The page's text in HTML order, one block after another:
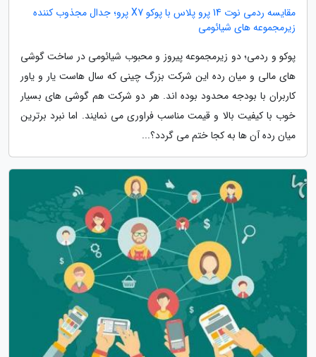
مقایسه ردمی نوت 14 پرو پلاس با پوکو X7 پرو؛ جدال مجذوب کننده
زیرمجموعه های شیائومی
پوکو و ردمی؛ دو زیرمجموعه پیروز و محبوب شیائومی در ساخت گوشی
های مالی و میان رده این شرکت بزرگ چینی که سال هاست یار و یاور
کاربران با بودجه محدود بوده اند. هر دو شرکت هم گوشی های بسیار
خوب با کیفیت بالا و قیمت مناسب فراوری می نمایند. اما نبرد برترین
میان رده آن ها به کجا ختم می گردد؟...